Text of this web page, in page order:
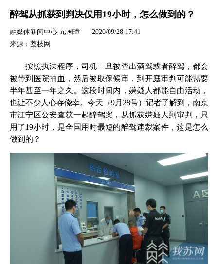
醉驾从抓获到判决仅用19小时，怎么做到的？
融媒体新闻中心 元国璋
2020/09/28 17:41
来源：荔枝网
按照执法程序，司机一旦被查出酒驾或者醉驾，都会
被带到医院抽血，然后被取保候审，到开庭审判可能需要
半年甚至一年之久。这段时间内，嫌疑人都能自由活动，
也让不少人心存侥幸。今天（9月28号）记者了解到，南京
市江宁区公安查获一起醉驾案，从抓获嫌疑人到审判，只
用了19小时，是全国用时最短的醉驾速裁案件，这是怎么
做到的？